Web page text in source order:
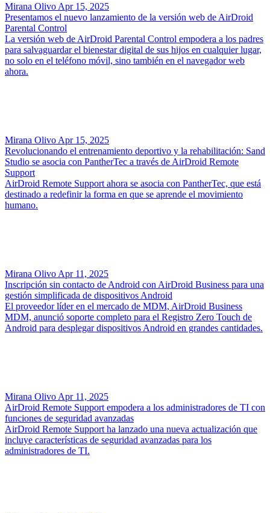
Mirana Olivo Apr 15, 2025
Presentamos el nuevo lanzamiento de la versión web de AirDroid
Parental Control
La versión web de AirDroid Parental Control empodera a los padres
para salvaguardar el bienestar digital de sus hijos en cualquier lugar,
no solo en el teléfono móvil, sino también en el navegador web
ahora.
Mirana Olivo Apr 15, 2025
Revolucionando el entrenamiento deportivo y la rehabilitación: Sand
Studio se asocia con PantherTec a través de AirDroid Remote
Support
AirDroid Remote Support ahora se asocia con PantherTec, que está
destinado a redefinir la forma en que se aprende el movimiento
humano.
Mirana Olivo Apr 11, 2025
Inscripción sin contacto de Android con AirDroid Business para una
gestión simplificada de dispositivos Android
El proveedor líder en el mercado de MDM, AirDroid Business
MDM, anunció soporte completo para el Registro Zero Touch de
Android para desplegar dispositivos Android en grandes cantidades.
Mirana Olivo Apr 11, 2025
AirDroid Remote Support empodera a los administradores de TI con
funciones de seguridad avanzadas
AirDroid Remote Support ha lanzado una nueva actualización que
incluye características de seguridad avanzadas para los
administradores de TI.